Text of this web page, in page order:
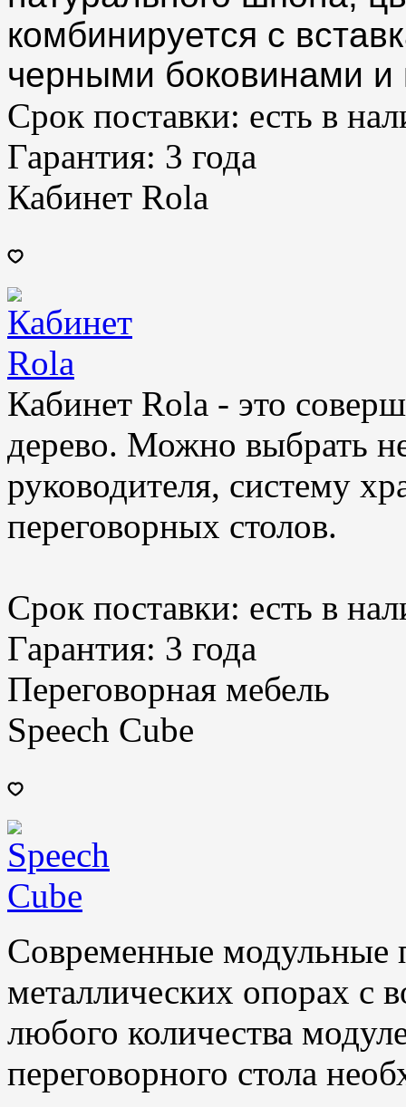
комбинируется с
черными боковинами
Срок поставки: есть в
Гарантия: 3 года
Кабинет Rola
Кабинет Rola - это
дерево. Можно выбрать
руководителя, систему
переговорных столов.
Срок поставки: есть в
Гарантия: 3 года
Переговорная мебель
Speech Cube
Современные модульные
металлических опорах с
любого количества
переговорного стола